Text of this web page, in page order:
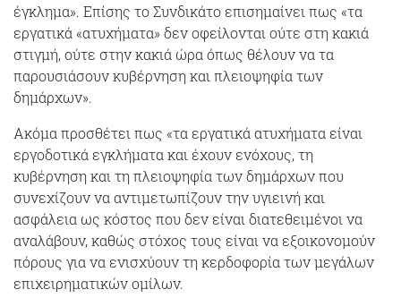
έγκλημα». Επίσης το Συνδικάτο επισημαίνει πως «τα
εργατικά «ατυχήματα» δεν οφείλονται ούτε στη κακιά
στιγμή, ούτε στην κακιά ώρα όπως θέλουν να τα
παρουσιάσουν κυβέρνηση και πλειοψηφία των
δημάρχων».
Ακόμα προσθέτει πως «τα εργατικά ατυχήματα είναι
εργοδοτικά εγκλήματα και έχουν ενόχους, τη
κυβέρνηση και τη πλειοψηφία των δημάρχων που
συνεχίζουν να αντιμετωπίζουν την υγιεινή και
ασφάλεια ως κόστος που δεν είναι διατεθειμένοι να
αναλάβουν, καθώς στόχος τους είναι να εξοικονομούν
πόρους για να ενισχύουν τη κερδοφορία των μεγάλων
επιχειρηματικών ομίλων.